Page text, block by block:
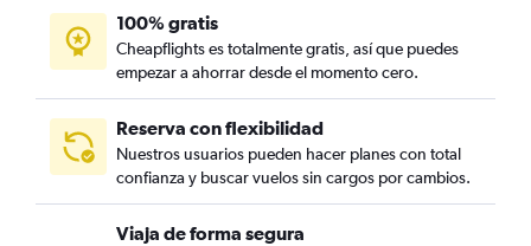
100% gratis
Cheapflights es totalmente gratis, así que puedes
empezar a ahorrar desde el momento cero.
Reserva con flexibilidad
Nuestros usuarios pueden hacer planes con total
confianza y buscar vuelos sin cargos por cambios.
Viaja de forma segura